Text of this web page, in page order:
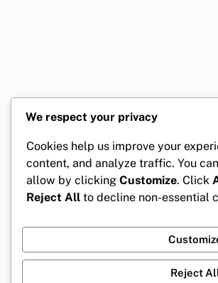
We respect your privacy
Cookies help us improve your
content, and analyze traffic. You
allow by clicking Customize. Click
Reject All to decline non-essential
Reject